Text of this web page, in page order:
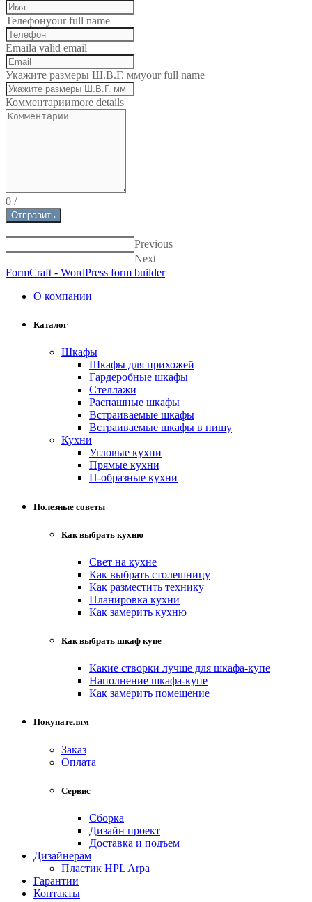
Телефонyour full name
Emaila valid email
Укажите размеры Ш.В.Г. ммyour full name
Комментарииmore details
0 /
Отправить
Previous
Next
FormCraft - WordPress form builder
О компании
Каталог
Шкафы
Шкафы для прихожей
Гардеробные шкафы
Стеллажи
Распашные шкафы
Встраиваемые шкафы
Встраиваемые шкафы в нишу
Кухни
Угловые кухни
Прямые кухни
П-образные кухни
Полезные советы
Как выбрать кухню
Свет на кухне
Как выбрать столешницу
Как разместить технику
Планировка кухни
Как замерить кухню
Как выбрать шкаф купе
Какие створки лучше для шкафа-купе
Наполнение шкафа-купе
Как замерить помещение
Покупателям
Заказ
Оплата
Сервис
Сборка
Дизайн проект
Доставка и подъем
Дизайнерам
Пластик HPL Arpa
Гарантии
Контакты